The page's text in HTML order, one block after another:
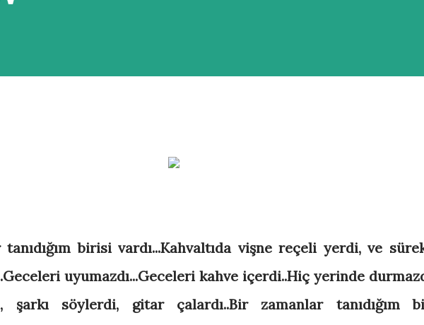
birisi vardı...Kahvaltıda vişne reçeli yerdi, ve
uyumazdı...Geceleri kahve içerdi..Hiç yerinde
şarkı söylerdi, gitar çalardı..Bir zamanlar tanıdığım